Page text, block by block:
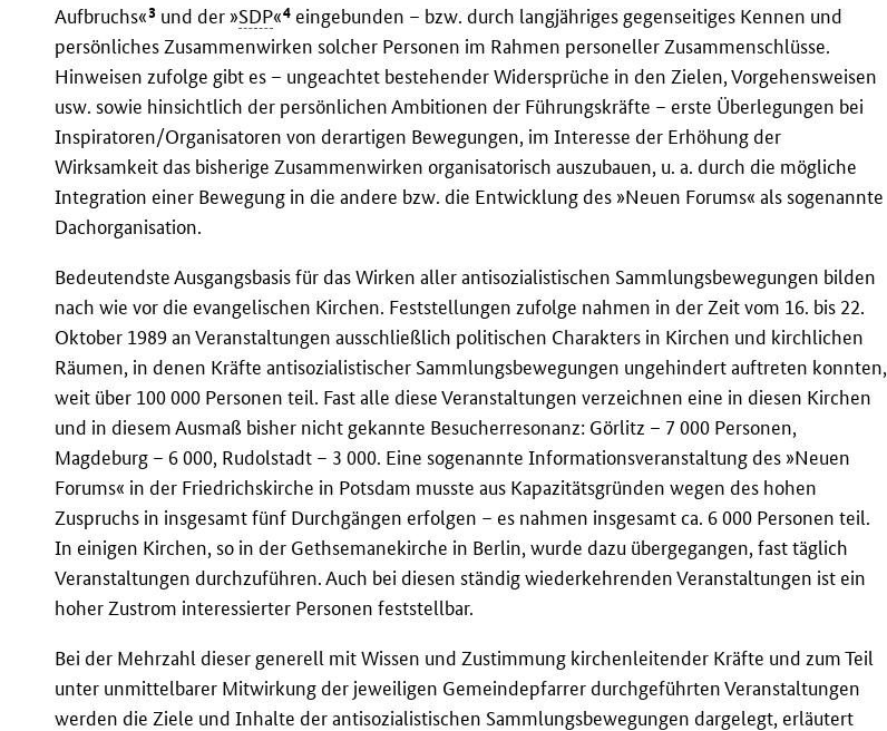
Aufbruchs«3 und der »SDP«4 eingebunden – bzw. durch langjähriges gegenseitiges Kennen und
persönliches Zusammenwirken solcher Personen im Rahmen personeller Zusammenschlüsse.
Hinweisen zufolge gibt es – ungeachtet bestehender Widersprüche in den Zielen, Vorgehensweisen
usw. sowie hinsichtlich der persönlichen Ambitionen der Führungskräfte – erste Überlegungen bei
Inspiratoren/Organisatoren von derartigen Bewegungen, im Interesse der Erhöhung der
Wirksamkeit das bisherige Zusammenwirken organisatorisch auszubauen, u. a. durch die mögliche
Integration einer Bewegung in die andere bzw. die Entwicklung des »Neuen Forums« als sogenannte
Dachorganisation.
Bedeutendste Ausgangsbasis für das Wirken aller antisozialistischen Sammlungsbewegungen bilden
nach wie vor die evangelischen Kirchen. Feststellungen zufolge nahmen in der Zeit vom 16. bis 22.
Oktober 1989 an Veranstaltungen ausschließlich politischen Charakters in Kirchen und kirchlichen
Räumen, in denen Kräfte antisozialistischer Sammlungsbewegungen ungehindert auftreten konnten,
weit über 100 000 Personen teil. Fast alle diese Veranstaltungen verzeichnen eine in diesen Kirchen
und in diesem Ausmaß bisher nicht gekannte Besucherresonanz: Görlitz – 7 000 Personen,
Magdeburg – 6 000, Rudolstadt – 3 000. Eine sogenannte Informationsveranstaltung des »Neuen
Forums« in der Friedrichskirche in Potsdam musste aus Kapazitätsgründen wegen des hohen
Zuspruchs in insgesamt fünf Durchgängen erfolgen – es nahmen insgesamt ca. 6 000 Personen teil.
In einigen Kirchen, so in der Gethsemanekirche in Berlin, wurde dazu übergegangen, fast täglich
Veranstaltungen durchzuführen. Auch bei diesen ständig wiederkehrenden Veranstaltungen ist ein
hoher Zustrom interessierter Personen feststellbar.
Bei der Mehrzahl dieser generell mit Wissen und Zustimmung kirchenleitender Kräfte und zum Teil
unter unmittelbarer Mitwirkung der jeweiligen Gemeindepfarrer durchgeführten Veranstaltungen
werden die Ziele und Inhalte der antisozialistischen Sammlungsbewegungen dargelegt, erläutert